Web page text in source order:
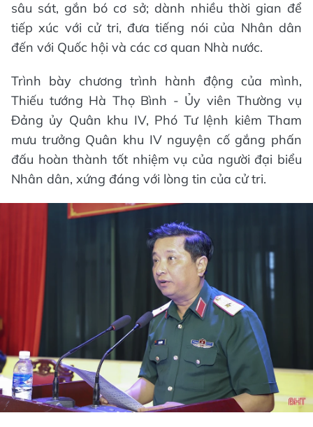
sâu sát, gắn bó cơ sở; dành nhiều thời gian để
tiếp xúc với cử tri, đưa tiếng nói của Nhân dân
đến với Quốc hội và các cơ quan Nhà nước.
Trình bày chương trình hành động của mình,
Thiếu tướng Hà Thọ Bình - Ủy viên Thường vụ
Đảng ủy Quân khu IV, Phó Tư lệnh kiêm Tham
mưu trưởng Quân khu IV nguyện cố gắng phấn
đấu hoàn thành tốt nhiệm vụ của người đại biểu
Nhân dân, xứng đáng với lòng tin của cử tri.